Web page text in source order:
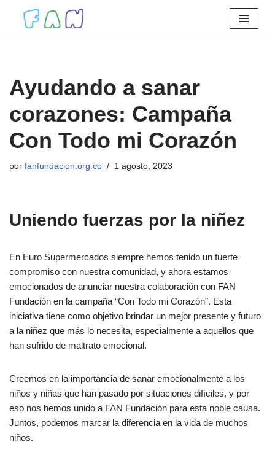
Ayudando a sanar
corazones: Campaña
Con Todo mi Corazón
por fanfundacion.org.co 1 agosto, 2023
Uniendo fuerzas por la niñez
En Euro Supermercados siempre hemos tenido un fuerte
compromiso con nuestra comunidad, y ahora estamos
emocionados de anunciar nuestra colaboración con FAN
Fundación en la campaña “Con Todo mi Corazón”. Esta
iniciativa tiene como objetivo brindar un mejor presente y futuro
a la niñez que más lo necesita, especialmente a aquellos que
han sufrido de maltrato emocional.
Creemos en la importancia de sanar emocionalmente a los
niños y niñas que han pasado por situaciones difíciles, y por
eso nos hemos unido a FAN Fundación para esta noble causa.
Juntos, podemos marcar la diferencia en la vida de muchos
niños.